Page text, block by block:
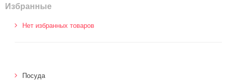
Избранные
Нет избранных товаров
Посуда